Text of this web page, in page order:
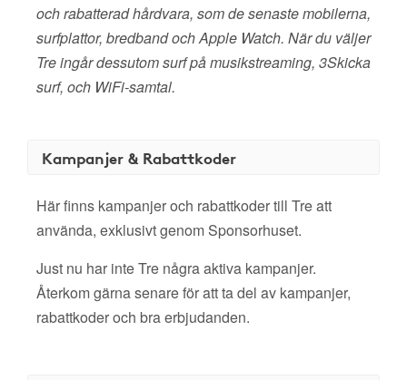
och rabatterad hårdvara, som de senaste mobilerna,
surfplattor, bredband och Apple Watch. När du väljer
Tre ingår dessutom surf på musikstreaming, 3Skicka
surf, och WiFi-samtal.
Kampanjer & Rabattkoder
Här finns kampanjer och rabattkoder till Tre att
använda, exklusivt genom Sponsorhuset.
Just nu har inte Tre några aktiva kampanjer.
Återkom gärna senare för att ta del av kampanjer,
rabattkoder och bra erbjudanden.